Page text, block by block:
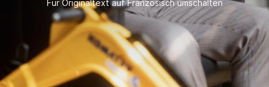
Für Originaltext auf Französisch umschalten